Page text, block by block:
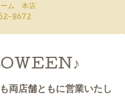
ーム 本店
8672
両店舗ともに営業いたし